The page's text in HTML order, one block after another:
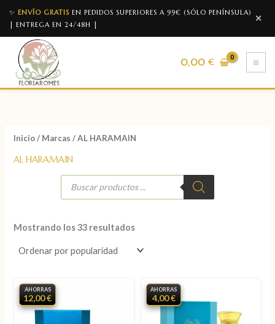
✨ ENVÍO GRATIS EN PEDIDOS SUPERIORES A 99€ (SÓLO PENÍNSULA)
| ENTREGA EN 24/48H |
✕
0,00€
Inicio/ Marcas / AL HARAMAIN
AL HARAMAIN
Mostrando los 33 resultados
AHORRAS
12,00 €
AHORRAS
4,00 €